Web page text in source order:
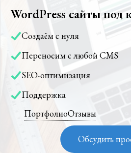
WordPress сайты под
Создаём с нуля
Переносим с любой CMS
SEO-оптимизация
Поддержка
ПортфолиоОтзывы
Обсудить